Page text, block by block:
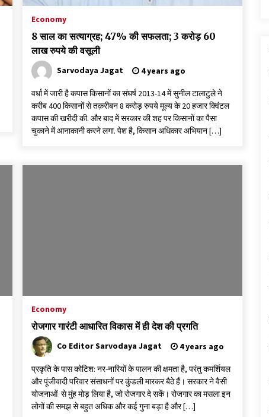
Economy
8 साल का सत्याग्रह; 47% की सफलता; 3 करोड़ 60
लाख रुपये की वसूली
Sarvodaya Jagat 4 years ago
वर्धा में जारी है कपास किसानों का संघर्ष 2013-14 में सुनील टालाटुले ने
करीब 400 किसानों से तक़रीबन 8 करोड़ रुपये मूल्य के 20 हजार क्विंटल
कपास की खरीदी की. और बाद में सरकार की शह पर किसानों का पैसा
चुकाने में आनाकानी करने लगा. पेश है, किसान अधिकार अभियान […]
Economy
रोजगार गारंटी आधारित विकास में ही देश की प्रगति
Co Editor Sarvodaya Jagat 4 years ago
प्रकृति के पास कोटिश: नर-नारियों के पालन की क्षमता है, परंतु कमर्शियल
और पूंजीवादी परिवार संसाधनों पर कुंडली मारकर बैठे हैं। सरकार ने वैसी
योजनाओं से मुंह मोड़ लिया है, जो रोजगार दे सकें। रोजगार का मसला इन
लोगों की समझ से बहुत अधिक और कई गुना बड़ा है और […]